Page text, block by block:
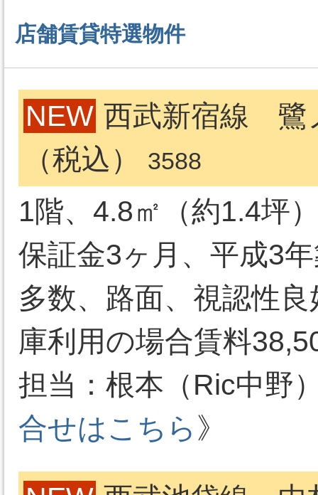
店舗賃貸特選物件
NEW 西武新宿線
（税込）
3588
1階、4.8㎡（約1.4坪
保証金3ヶ月、平成3
多数、路面、視認性
庫利用の場合賃料
担当：根本（Ric中野
合せはこちら 》